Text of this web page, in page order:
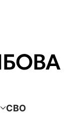
СВО